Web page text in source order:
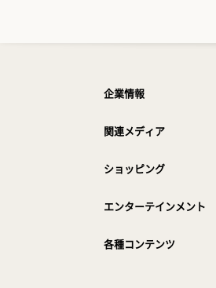
企業情報
関連メディア
ショッピング
エンターテインメント
各種コンテンツ